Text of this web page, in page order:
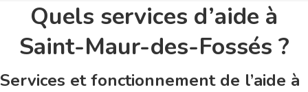
Quels services d’aide à
Saint-Maur-des-Fossés ?
Services et fonctionnement de l’aide à